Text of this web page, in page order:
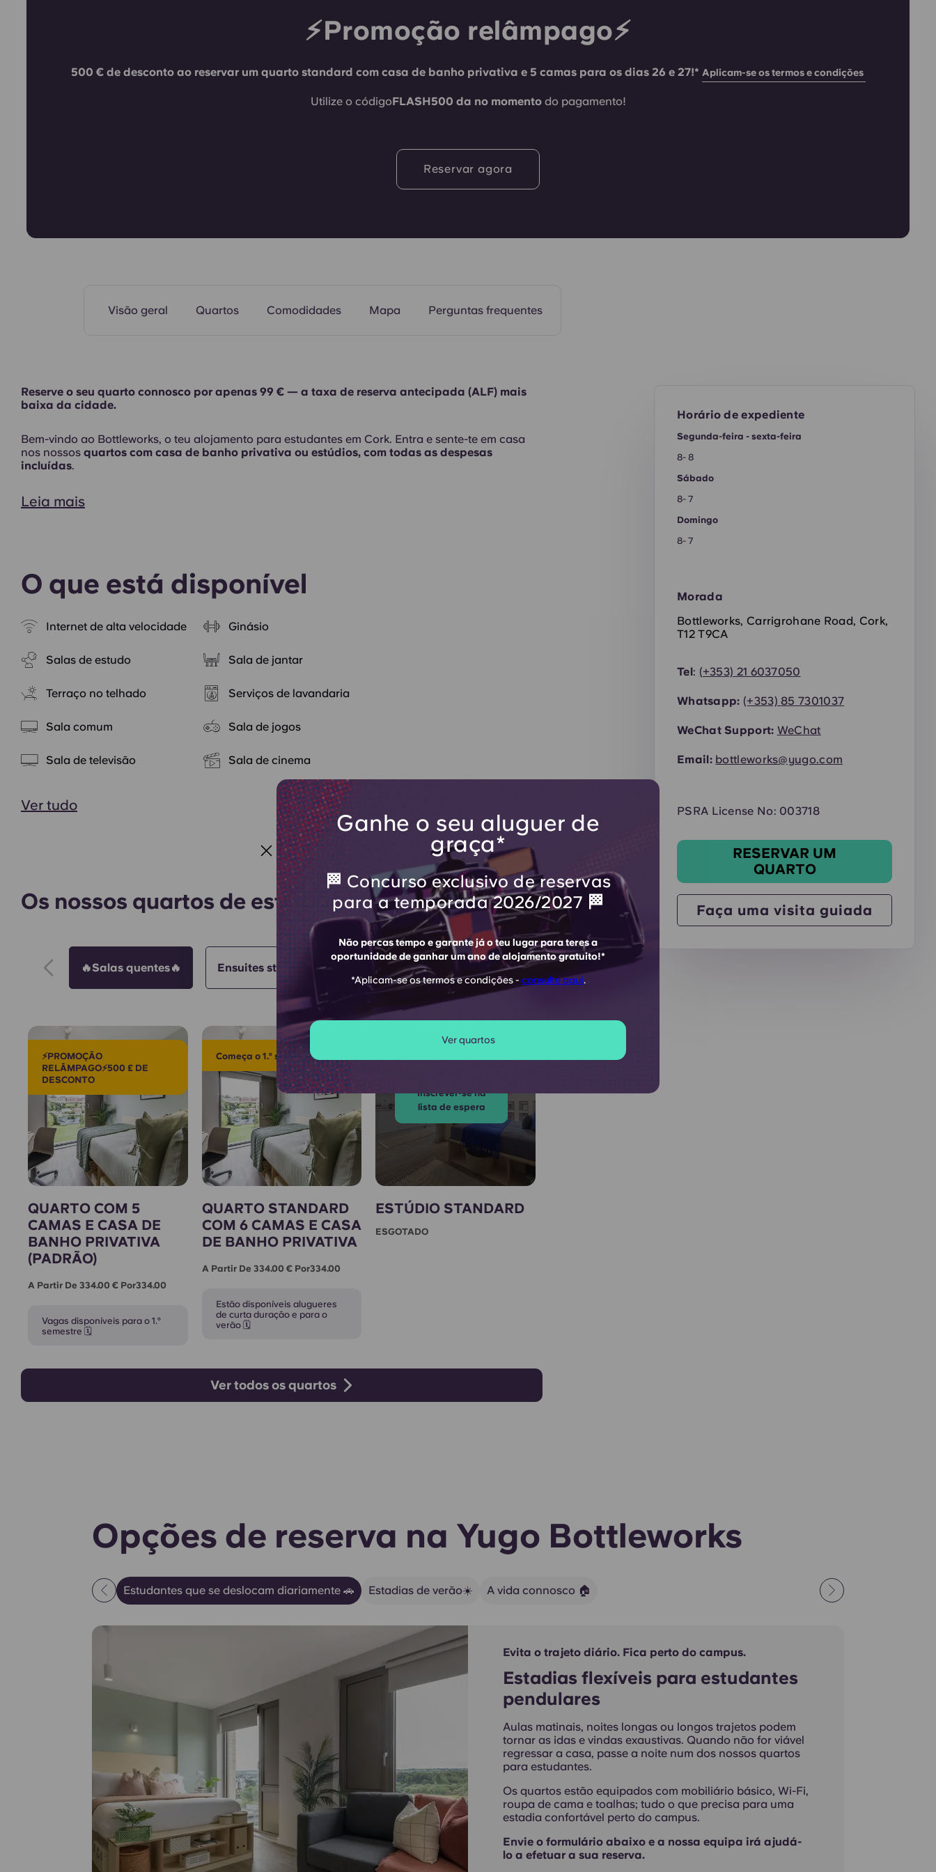
Ganhe o seu aluguer de
graça*
🏁 Concurso exclusivo de reservas
para a temporada 2026/2027 🏁
Não percas tempo e garante já o teu lugar para teres a
oportunidade de ganhar um ano de alojamento gratuito!*
*Aplicam-se os termos e condições - consulte aqui.
Ver quartos
⚡Promoção relâmpago⚡
500 € de desconto ao reservar um quarto standard com casa de banho privativa e 5 camas para os dias 26 e 27!* Aplicam-se os termos e condições
Utilize o códigoFLASH500 da no momento do pagamento!
Reservar agora
Visão geral Quartos Comodidades Mapa Perguntas frequentes
Reserve o seu quarto connosco por apenas 99 € — a taxa de reserva antecipada (ALF) mais
baixa da cidade.
Bem-vindo ao Bottleworks, o teu alojamento para estudantes em Cork. Entra e sente-te em casa
nos nossos quartos com casa de banho privativa ou estúdios, com todas as despesas
incluídas.
Leia mais
O que está disponível
Internet de alta velocidade Ginásio
Salas de estudo Sala de jantar
Terraço no telhado Serviços de lavandaria
Sala comum Sala de jogos
Sala de televisão Sala de cinema
Ver tudo
Os nossos quartos de estudantes em Bottleworks
🔥Salas quentes🔥 Ensuites standard Quartos Premium Ensuites Estúdios
⚡PROMOÇÃO
RELÂMPAGO⚡500 £ DE
DESCONTO
QUARTO COM 5
CAMAS E CASA DE
BANHO PRIVATIVA
(PADRÃO)
A Partir De 334.00 € Por334.00
Vagas disponíveis para o 1.º
semestre 🗓️
Começa o 1.º semestre! 🗓️
QUARTO STANDARD
COM 6 CAMAS E CASA
DE BANHO PRIVATIVA
A Partir De 334.00 € Por334.00
Estão disponíveis alugueres
de curta duração e para o
verão 🗓️
Inscrever-se na
lista de espera
ESTÚDIO STANDARD
ESGOTADO
Ver todos os quartos
Horário de expediente
Segunda-feira - sexta-feira
8- 8
Sábado
8- 7
Domingo
8- 7
Morada
Bottleworks, Carrigrohane Road, Cork,
T12 T9CA
Tel: (+353) 21 6037050
Whatsapp: (+353) 85 7301037
WeChat Support: WeChat
Email: bottleworks@yugo.com
PSRA License No: 003718
RESERVAR UM
QUARTO
Faça uma visita guiada
Opções de reserva na Yugo Bottleworks
Estudantes que se deslocam diariamente 🚗 Estadias de verão☀️ A vida connosco 🏠
Evita o trajeto diário. Fica perto do campus.
Estadias flexíveis para estudantes
pendulares
Aulas matinais, noites longas ou longos trajetos podem
tornar as idas e vindas exaustivas. Quando não for viável
regressar a casa, passe a noite num dos nossos quartos
para estudantes.
Os quartos estão equipados com mobiliário básico, Wi-Fi,
roupa de cama e toalhas; tudo o que precisa para uma
estadia confortável perto do campus.
Envie o formulário abaixo e a nossa equipa irá ajudá-
lo a efetuar a sua reserva.